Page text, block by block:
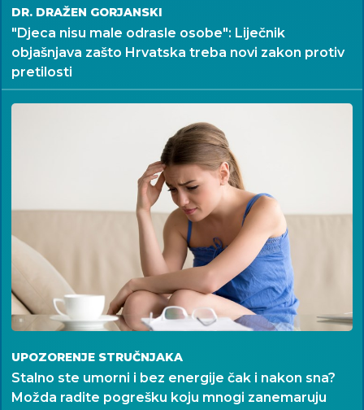
DR. DRAŽEN GORJANSKI
"Djeca nisu male odrasle osobe": Liječnik
objašnjava zašto Hrvatska treba novi zakon protiv
pretilosti
UPOZORENJE STRUČNJAKA
Stalno ste umorni i bez energije čak i nakon sna?
Možda radite pogrešku koju mnogi zanemaruju